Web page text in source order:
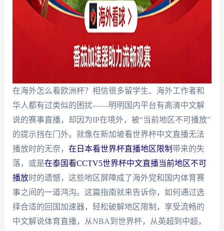
在海外怎么看欧洲杯？相信很多留学生、海外工作者和
华人都有过类似的困扰——明明国内平台有高清中文解
说的赛事直播，却因为IP在境外，被“当前地区不可播放”
的提示挡在门外。就像在新加坡看世界杯中文直播无法
播放时的无奈， 在日本看世界杯直播地区限制 带来的失
落，或是在泰国看CCTV5世界杯中文直播当前地区不可
播放时的遗憾，这些地区屏障成了海外党和国内体育赛
事之间的一道鸿沟。这篇指南就来告诉你，如何通过选
择合适的回国加速器，轻松破解地区限制，享受流畅的
中文解说体育直播，从NBA到世界杯，从英超到中超，